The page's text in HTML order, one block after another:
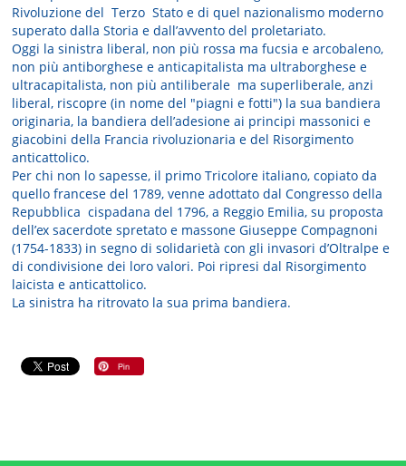
Rivoluzione del Terzo Stato e di quel nazionalismo moderno
superato dalla Storia e dall’avvento del proletariato.
Oggi la sinistra liberal, non più rossa ma fucsia e arcobaleno,
non più antiborghese e anticapitalista ma ultraborghese e
ultracapitalista, non più antiliberale ma superliberale, anzi
liberal, riscopre (in nome del "piagni e fotti") la sua bandiera
originaria, la bandiera dell’adesione ai principi massonici e
giacobini della Francia rivoluzionaria e del Risorgimento
anticattolico.
Per chi non lo sapesse, il primo Tricolore italiano, copiato da
quello francese del 1789, venne adottato dal Congresso della
Repubblica cispadana del 1796, a Reggio Emilia, su proposta
dell’ex sacerdote spretato e massone Giuseppe Compagnoni
(1754-1833) in segno di solidarietà con gli invasori d’Oltralpe e
di condivisione dei loro valori. Poi ripresi dal Risorgimento
laicista e anticattolico.
La sinistra ha ritrovato la sua prima bandiera.